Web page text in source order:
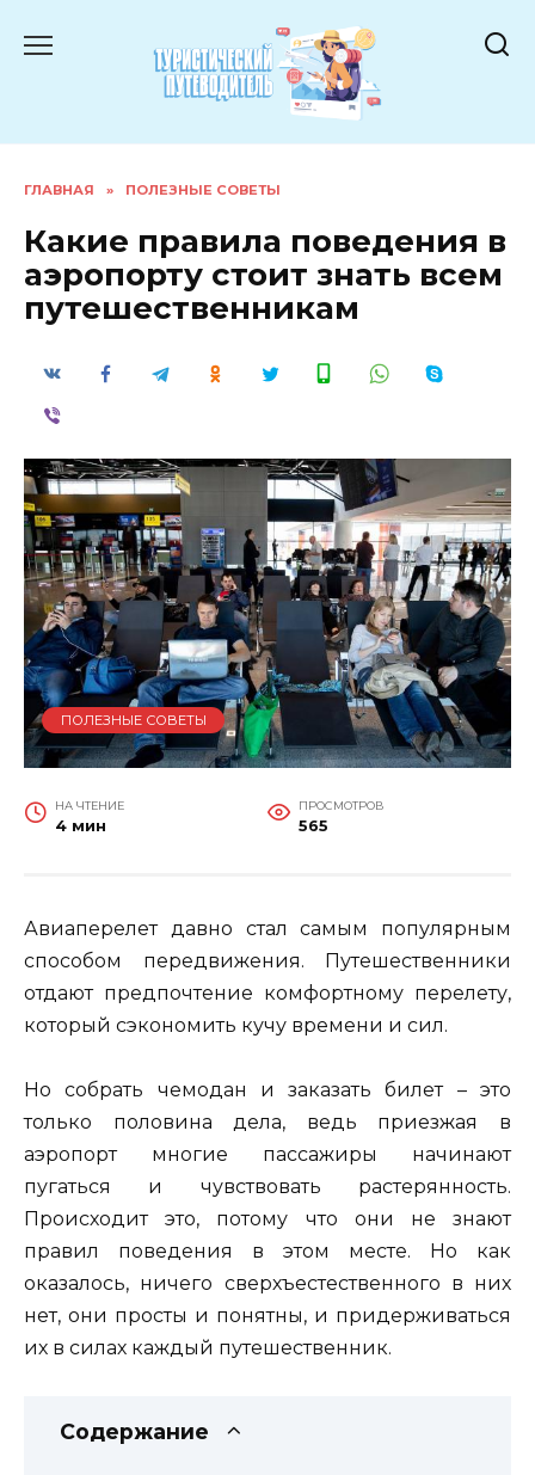
ГЛАВНАЯ » ПОЛЕЗНЫЕ СОВЕТЫ
Какие правила поведения в
аэропорту стоит знать всем
путешественникам
ПОЛЕЗНЫЕ СОВЕТЫ
НА ЧТЕНИЕ
4 мин
ПРОСМОТРОВ
565
Авиаперелет давно стал самым популярным
способом передвижения. Путешественники
отдают предпочтение комфортному перелету,
который сэкономить кучу времени и сил.
Но собрать чемодан и заказать билет – это
только половина дела, ведь приезжая в
аэропорт многие пассажиры начинают
пугаться и чувствовать растерянность.
Происходит это, потому что они не знают
правил поведения в этом месте. Но как
оказалось, ничего сверхъестественного в них
нет, они просты и понятны, и придерживаться
их в силах каждый путешественник.
Содержание